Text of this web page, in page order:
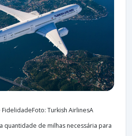
Turkish AirlinesA
quantidade de milhas necessária para